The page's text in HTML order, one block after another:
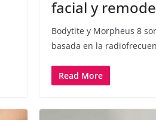
facial y
Bodytite y Morpheus 8
basada en la
Read More